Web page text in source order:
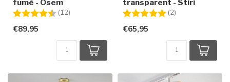
fumé - Osem
Note:
(12)
€89,95
transparent - Stiri
Note:
(2)
€65,95